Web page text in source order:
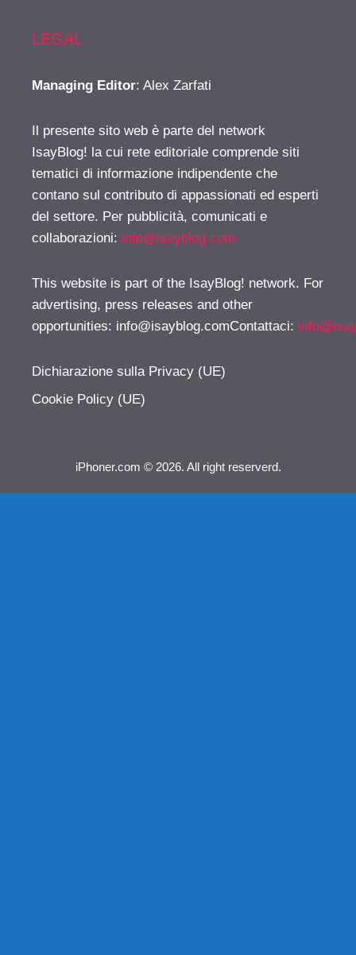
LEGAL
Managing Editor: Alex Zarfati
Il presente sito web è parte del network
IsayBlog! la cui rete editoriale comprende siti
tematici di informazione indipendente che
contano sul contributo di appassionati ed esperti
del settore. Per pubblicità, comunicati e
collaborazioni: info@isayblog.com
This website is part of the IsayBlog! network. For
advertising, press releases and other
opportunities: info@isayblog.comContattaci:
Dichiarazione sulla Privacy (UE)
Cookie Policy (UE)
iPhoner.com © 2026. All right reserverd.